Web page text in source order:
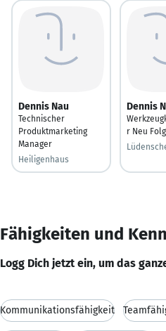
Dennis Nau
Technischer
Produktmarketing
Manager
Heiligenhaus
Dennis
r Neu
Fähigkeiten und
Logg Dich jetzt ein, um das
Kommunikationsfähigkeit